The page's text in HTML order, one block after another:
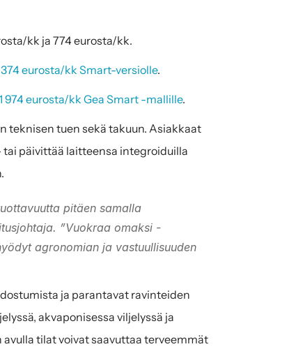
kk ja 774 eurosta/kk.
374 eurosta/kk Smart-versiolle.
974 eurosta/kk Gea Smart -mallille.
teknisen tuen sekä takuun. Asiakkaat
päivittää laitteensa integroiduilla
pitäen samalla
”Vuokraa omaksi -
agronomian ja vastuullisuuden
ja parantavat ravinteiden
akvaponisessa viljelyssä ja
tilat voivat saavuttaa terveemmät